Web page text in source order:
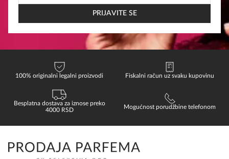
PRIJAVITE SE
100% originalni legalni proizvodi Fiskalni račun uz svaku kupovinu
Besplatna dostava za iznose preko
4000 RSD
Mogućnost porudžbine telefonom